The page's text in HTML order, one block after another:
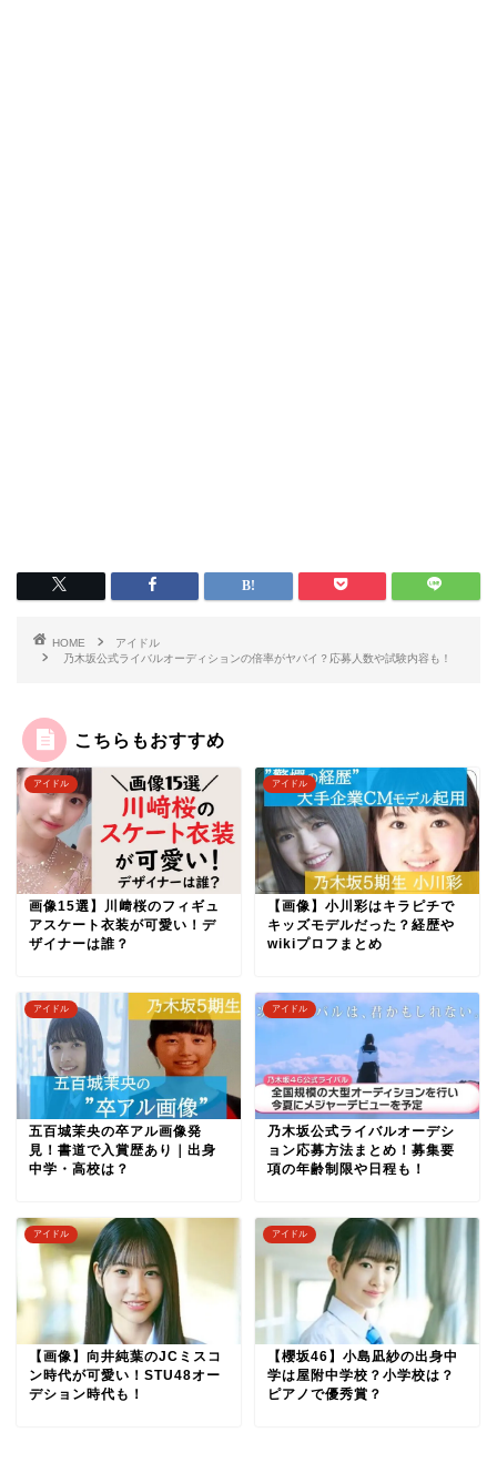
HOME
アイドル
乃木坂公式ライバルオーディションの倍率がヤバイ？応募人数や試験内容も！
こちらもおすすめ
アイドル
画像15選】川﨑桜のフィギュ
アスケート衣装が可愛い！デ
ザイナーは誰？
アイドル
【画像】小川彩はキラピチで
キッズモデルだった？経歴や
wikiプロフまとめ
アイドル
五百城茉央の卒アル画像発
見！書道で入賞歴あり｜出身
中学・高校は？
アイドル
乃木坂公式ライバルオーデシ
ョン応募方法まとめ！募集要
項の年齢制限や日程も！
アイドル
【画像】向井純葉のJCミスコ
ン時代が可愛い！STU48オー
デション時代も！
アイドル
【櫻坂46】小島凪紗の出身中
学は屋附中学校？小学校は？
ピアノで優秀賞？